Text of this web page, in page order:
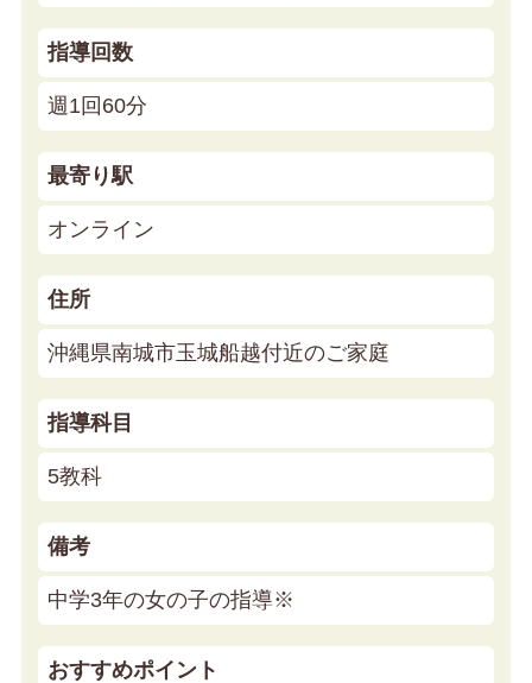
指導回数
週1回60分
最寄り駅
オンライン
住所
沖縄県南城市玉城船越付近のご家庭
指導科目
5教科
備考
中学3年の女の子の指導※
おすすめポイント